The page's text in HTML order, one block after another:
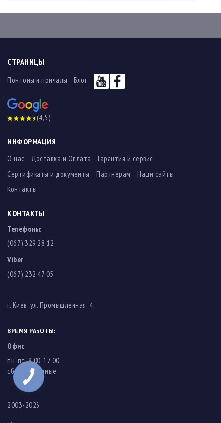
СТРАНИЦЫ
Понтоны и причалы Блог
(4,5)
ИНФОРМАЦИЯ
О нас Доставка и Оплата
Гарантия и сервис
Сертификаты и документы
Партнерам
Наши сайты
Контакты
КОНТАКТЫ
Телефоны:
(067) 329 28 12
Viber
(067) 232 47 05
г. Киев, ул. Промышленная, 4
ВРЕМЯ РАБОТЫ:
Офис
пн-пт: 8.00-17.00
cб-вс: выходные
2003-2026